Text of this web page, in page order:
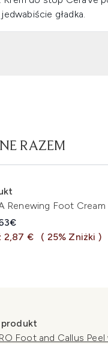
gładka.
RAZEM
Renewing Foot
cena detaliczna:
cena:
2,87 €
( 25% Zniżki )
Foot and Callus